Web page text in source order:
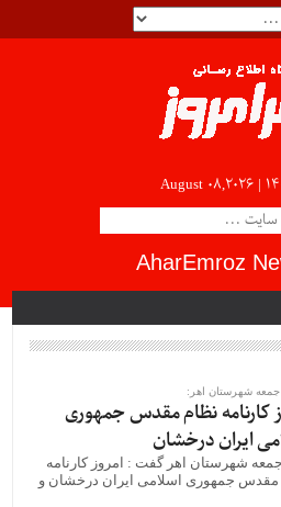
August 08,2026 |
AharEmroz
جمعه شهرستان اهر:
کارنامه نظام مقدس جمهوری
ایران درخشان
شهرستان اهر گفت : امروز کارنامه
مقدس جمهوری اسلامی ایران درخشان و